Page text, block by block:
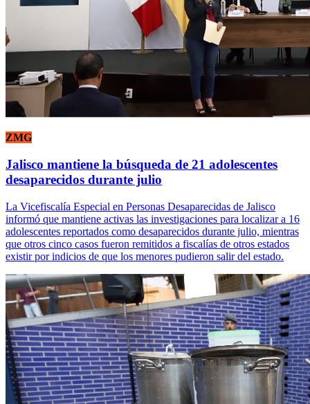
ZMG
Jalisco mantiene la búsqueda de 21 adolescentes
desaparecidos durante julio
La Vicefiscalía Especial en Personas Desaparecidas de Jalisco
informó que mantiene activas las investigaciones para localizar a 16
adolescentes reportados como desaparecidos durante julio, mientras
que otros cinco casos fueron remitidos a fiscalías de otros estados
existir por indicios de que los menores pudieron salir del estado.